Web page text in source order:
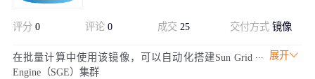
评分 0 评论 0 成交 25 交付方式镜像
展开
在批量计算中使用该镜像，可以自动化搭建Sun Grid
Engine（SGE）集群